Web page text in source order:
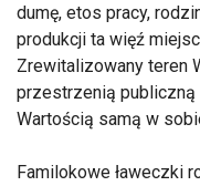
dumę, etos pracy,
produkcji ta więź
Zrewitalizowany teren
przestrzenią
Wartością samą w
Familokowe ławeczki